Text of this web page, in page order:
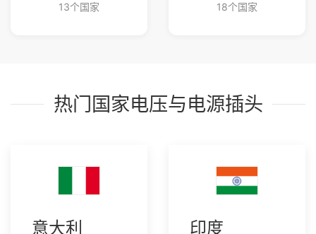
13个国家 18个国家
热门国家电压与电源插头
意大利 印度